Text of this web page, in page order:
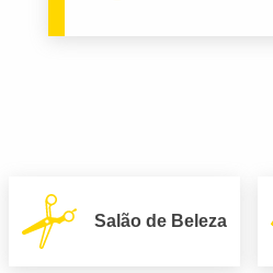
Salão de Beleza